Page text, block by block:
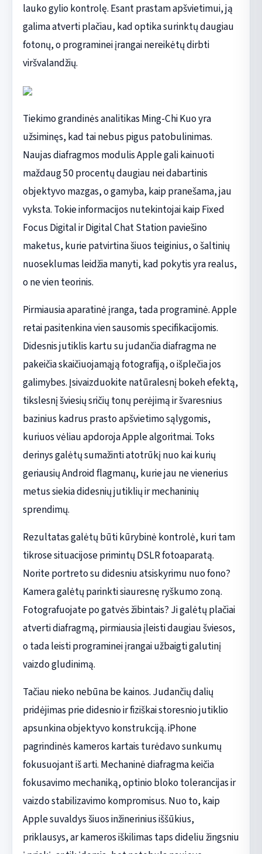
lauko gylio kontrolę. Esant prastam apšvietimui, ją
galima atverti plačiau, kad optika surinktų daugiau
fotonų, o programinei įrangai nereikėtų dirbti
viršvalandžių.
Tiekimo grandinės analitikas Ming-Chi Kuo yra
užsiminęs, kad tai nebus pigus patobulinimas.
Naujas diafragmos modulis Apple gali kainuoti
maždaug 50 procentų daugiau nei dabartinis
objektyvo mazgas, o gamyba, kaip pranešama, jau
vyksta. Tokie informacijos nutekintojai kaip Fixed
Focus Digital ir Digital Chat Station paviešino
maketus, kurie patvirtina šiuos teiginius, o šaltinių
nuoseklumas leidžia manyti, kad pokytis yra realus,
o ne vien teorinis.
Pirmiausia aparatinė įranga, tada programinė. Apple
retai pasitenkina vien sausomis specifikacijomis.
Didesnis jutiklis kartu su judančia diafragma ne
pakeičia skaičiuojamąją fotografiją, o išplečia jos
galimybes. Įsivaizduokite natūralesnį bokeh efektą,
tikslesnį šviesių sričių tonų perėjimą ir švaresnius
bazinius kadrus prasto apšvietimo sąlygomis,
kuriuos vėliau apdoroja Apple algoritmai. Toks
derinys galėtų sumažinti atotrūkį nuo kai kurių
geriausių Android flagmanų, kurie jau ne vienerius
metus siekia didesnių jutiklių ir mechaninių
sprendimų.
Rezultatas galėtų būti kūrybinė kontrolė, kuri tam
tikrose situacijose primintų DSLR fotoaparatą.
Norite portreto su didesniu atsiskyrimu nuo fono?
Kamera galėtų parinkti siauresnę ryškumo zoną.
Fotografuojate po gatvės žibintais? Ji galėtų plačiai
atverti diafragmą, pirmiausia įleisti daugiau šviesos,
o tada leisti programinei įrangai užbaigti galutinį
vaizdo gludinimą.
Tačiau nieko nebūna be kainos. Judančių dalių
pridėjimas prie didesnio ir fiziškai storesnio jutiklio
apsunkina objektyvo konstrukciją. iPhone
pagrindinės kameros kartais turėdavo sunkumų
fokusuojant iš arti. Mechaninė diafragma keičia
fokusavimo mechaniką, optinio bloko tolerancijas ir
vaizdo stabilizavimo kompromisus. Nuo to, kaip
Apple suvaldys šiuos inžinerinius iššūkius,
priklausys, ar kameros iškilimas taps dideliu žingsniu